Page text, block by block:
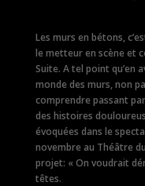
Les murs en bétons,
le metteur en scène et
Suite. A tel point qu’en
monde des murs, non
comprendre passant
des histoires
évoquées dans le
novembre au Théâtre
projet: « On voudrait
têtes.